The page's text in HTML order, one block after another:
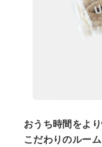
おうち時間をよ
こだわりのルー